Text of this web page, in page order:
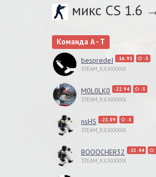
микс CS 1.6
Команда A - T
bespredeI -16.91 -5
STEAM_X:X:XXXXXX
M0L0LK0 -22.94 -5
STEAM_X:X:XXXXXX
nsHS -21.09 -5
STEAM_X:X:XXXXXX
BOOOCHER32 -15.44
STEAM_X:X:XXXXXX